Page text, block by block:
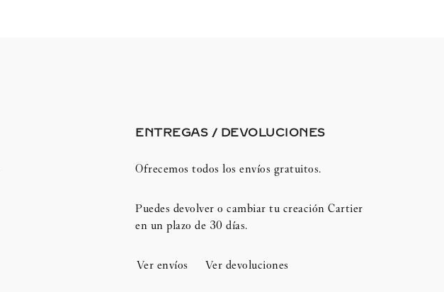
ENTREGAS / DEVOLUCIONES​
Ofrecemos todos los envíos gratuitos.
Puedes devolver o cambiar tu creación Cartier
en un plazo de 30 días.​
Ver envíos Ver devoluciones